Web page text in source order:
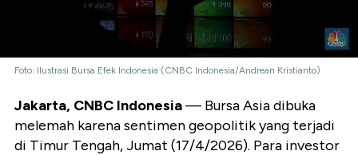
Foto: Ilustrasi Bursa Efek Indonesia (CNBC Indonesia/Andrean Kristianto)
Jakarta, CNBC Indonesia— Bursa Asia dibuka
melemah karena sentimen geopolitik yang terjadi
di Timur Tengah, Jumat (17/4/2026). Para investor